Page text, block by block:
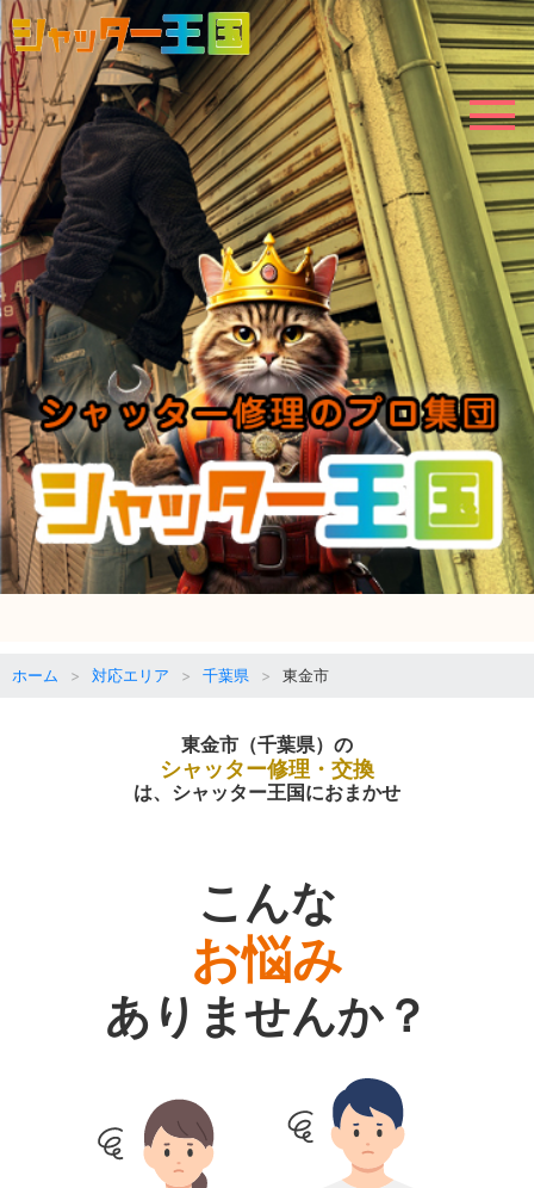
ホーム 対応エリア 千葉県 東金市
東金市（千葉県）の
シャッター修理・交換
は、シャッター王国におまかせ
こんな
お悩み
ありませんか？